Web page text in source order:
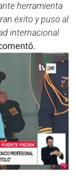
herramienta
éxito y puso al
internacional